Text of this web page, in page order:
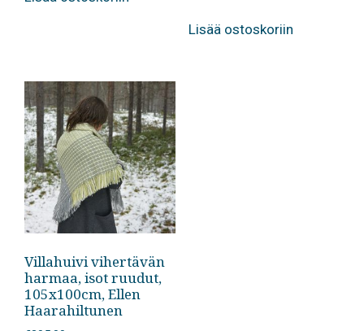
Lisää ostoskoriin
Villahuivi vihertävän
harmaa, isot ruudut,
105x100cm, Ellen
Haarahiltunen